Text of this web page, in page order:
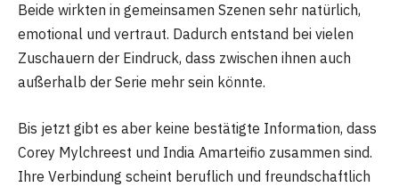
Beide wirkten in gemeinsamen Szenen sehr natürlich,
emotional und vertraut. Dadurch entstand bei vielen
Zuschauern der Eindruck, dass zwischen ihnen auch
außerhalb der Serie mehr sein könnte.
Bis jetzt gibt es aber keine bestätigte Information, dass
Corey Mylchreest und India Amarteifio zusammen sind.
Ihre Verbindung scheint beruflich und freundschaftlich